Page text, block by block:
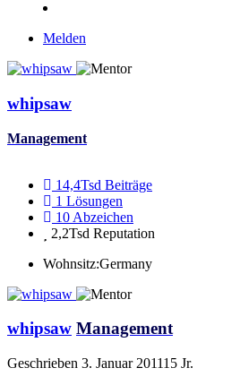
Melden
whipsaw
Management
14,4Tsd Beiträge
1 Lösungen
10 Abzeichen
2,2Tsd Reputation
Wohnsitz:Germany
whipsaw Management
Geschrieben 3. Januar 201115 Jr.